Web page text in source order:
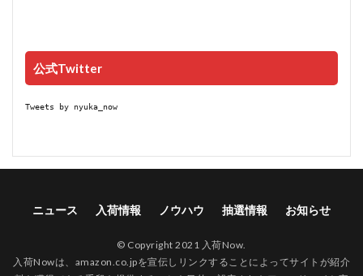
公式Twitter
Tweets by nyuka_now
ニュース 入荷情報 ノウハウ 抽選情報 お知らせ
© Copyright 2021 入荷Now.
入荷Nowは、amazon.co.jpを宣伝しリンクすることによってサイトが紹介